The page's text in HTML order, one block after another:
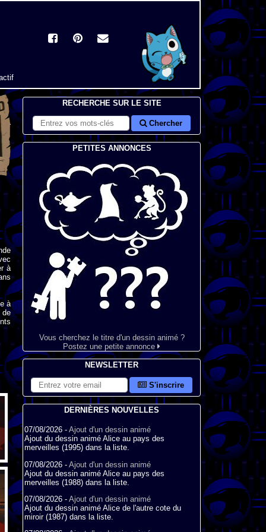
à
à
RECHERCHE SUR LE SITE
Chercher
PETITES ANNONCES
Vous cherchez le titre d'un dessin animé ?
Postez une petite annonce
NEWSLETTER
S'inscrire
DERNIÈRES NOUVELLES
07/08/2026 - Ajout d'un dessin animé
Ajout du dessin animé Alice au pays des
merveilles (1995) dans la liste.
07/08/2026 - Ajout d'un dessin animé
Ajout du dessin animé Alice au pays des
merveilles (1988) dans la liste.
07/08/2026 - Ajout d'un dessin animé
Ajout du dessin animé Alice de l'autre cote du
miroir (1987) dans la liste.